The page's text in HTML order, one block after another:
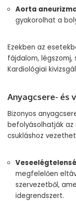
Aorta
gyakorolhat a
Ezekben az
fájdalom, légszomj,
Kardiológiai
Anyagcsere- és
Bizonyos
befolyásolhatják
csukláshoz
megfelelően
szervezetből,
idegrendszert.